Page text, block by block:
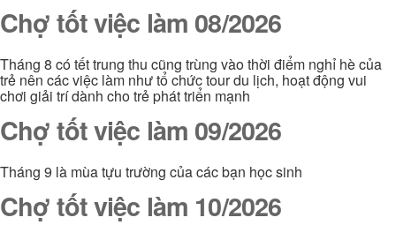
Chợ tốt việc làm 08/2026
Tháng 8 có tết trung thu cũng trùng vào thời điểm nghỉ hè của
trẻ nên các việc làm như tổ chức tour du lịch, hoạt động vui
chơi giải trí dành cho trẻ phát triển mạnh
Chợ tốt việc làm 09/2026
Tháng 9 là mùa tựu trường của các bạn học sinh
Chợ tốt việc làm 10/2026